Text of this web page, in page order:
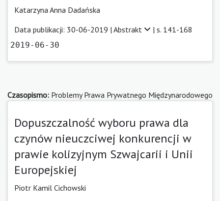
Katarzyna Anna Dadańska
Data publikacji: 30-06-2019 | Abstrakt | s. 141-168
2019-06-30
Czasopismo: Problemy Prawa Prywatnego Międzynarodowego
Dopuszczalność wyboru prawa dla
czynów nieuczciwej konkurencji w
prawie kolizyjnym Szwajcarii i Unii
Europejskiej
Piotr Kamil Cichowski